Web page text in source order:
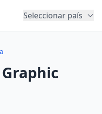
Seleccionar país